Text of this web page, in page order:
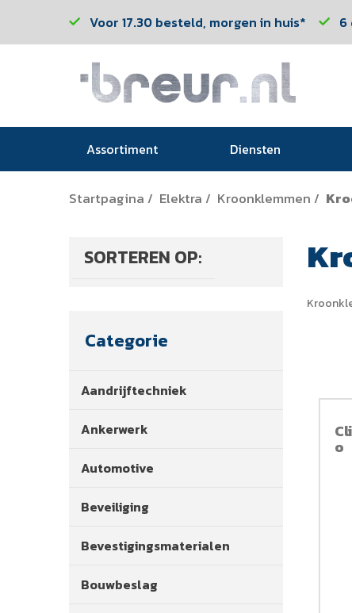
Voor 17.30 besteld, morgen in huis* 6
Assortiment Diensten
Startpagina / Elektra / Kroonklemmen /
SORTEREN OP:
Categorie
Aandrijftechniek
Ankerwerk
Automotive
Beveiliging
Bevestigingsmaterialen
Bouwbeslag
o